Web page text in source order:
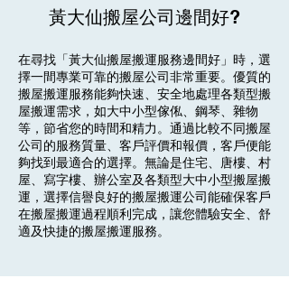
黃大仙搬屋公司邊間好?
在尋找「黃大仙搬屋搬運服務邊間好」時，選
擇一間專業可靠的搬屋公司非常重要。優質的
搬屋搬運服務能夠快速、安全地處理各類型搬
屋搬運需求，如大中小型傢俬、鋼琴、雜物
等，節省您的時間和精力。通過比較不同搬屋
公司的服務質量、客戶評價和報價，客戶便能
夠找到最適合的選擇。無論是住宅、唐樓、村
屋、寫字樓、辦公室及各類型大中小型搬屋搬
運，選擇信譽良好的搬屋搬運公司能確保客戶
在搬屋搬運過程順利完成，讓您體驗安全、舒
適及快捷的搬屋搬運服務。